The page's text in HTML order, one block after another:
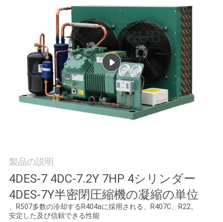
質
管
理
製品の説明
4DES-7 4DC-7.2Y 7HP 4シリンダー
4DES-7Y半密閉圧縮機の凝縮の単位
、R507多数の冷却するR404aに採用される、R407C、R22。
安定した及び信頼できる性能